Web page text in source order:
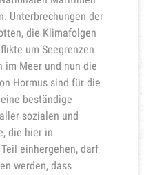
Unterbrechungen der
die Klimafolgen
um Seegrenzen
im Meer und nun die
Hormus sind für die
beständige
sozialen und
die hier in
einhergehen, darf
werden, dass